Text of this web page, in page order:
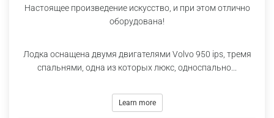
Настоящее произведение искусство, и при этом отлично
оборудована!
Лодка оснащена двумя двигателями Volvo 950 ips, тремя
спальнями, одна из которых люкс, односпально...
Learn more